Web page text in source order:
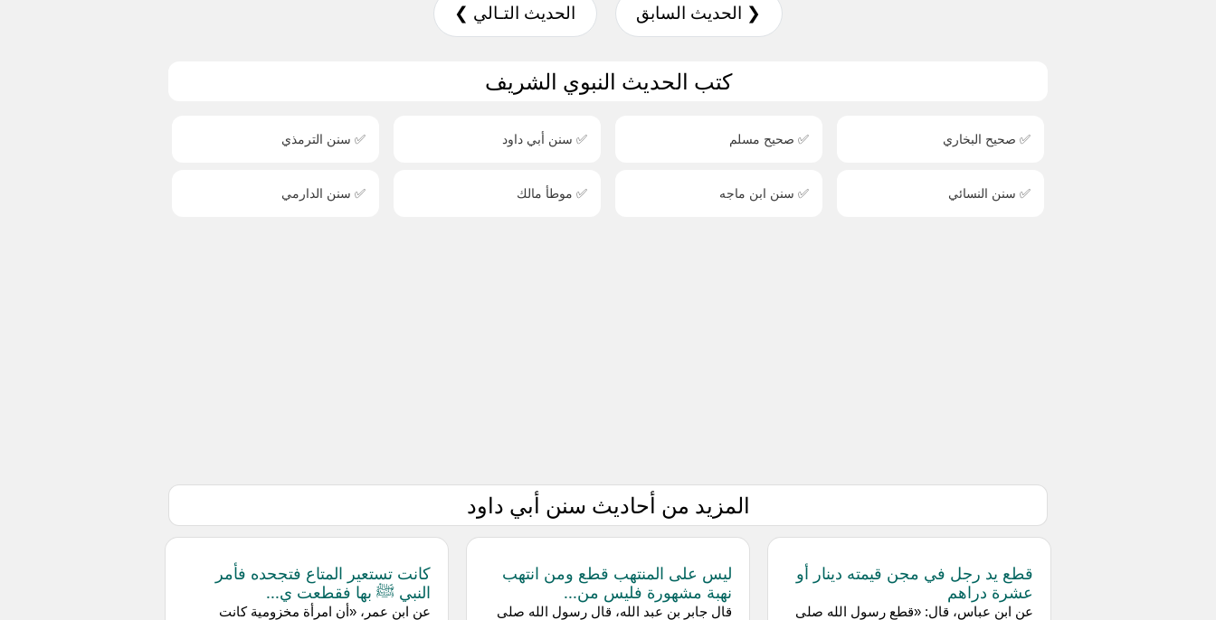
❮ الحديث السابق الحديث التـالي ❯
كتب الحديث النبوي الشريف
✅ صحيح البخاري ✅ صحيح مسلم ✅ سنن أبي داود ✅ سنن الترمذي
✅ سنن النسائي ✅ سنن ابن ماجه ✅ موطأ مالك ✅ سنن الدارمي
المزيد من أحاديث سنن أبي داود
قطع يد رجل في مجن قيمته دينار أو
عشرة دراهم
عن ابن عباس، قال: «قطع رسول الله صلى
ليس على المنتهب قطع ومن انتهب
نهبة مشهورة فليس من...
قال جابر بن عبد الله، قال رسول الله صلى
كانت تستعير المتاع فتجحده فأمر
النبي ﷺ بها فقطعت ي...
عن ابن عمر، «أن امرأة مخزومية كانت